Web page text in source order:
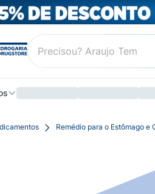
Remédio para o Estômago e